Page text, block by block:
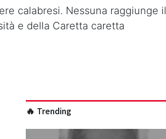
calabresi. Nessuna raggiunge il
e della Caretta caretta
🔥 Trending